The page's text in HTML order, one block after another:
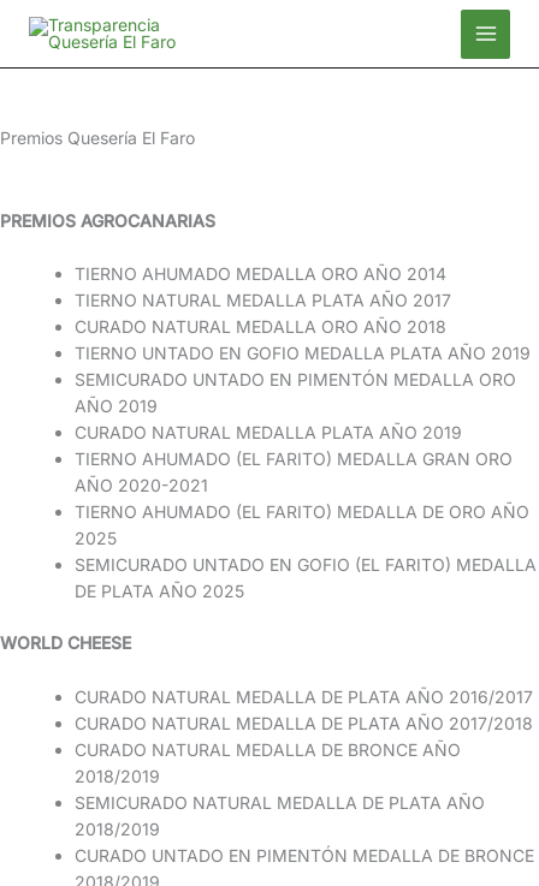
contenido
Premios Quesería El Faro
PREMIOS AGROCANARIAS
TIERNO AHUMADO MEDALLA ORO AÑO 2014
TIERNO NATURAL MEDALLA PLATA AÑO 2017
CURADO NATURAL MEDALLA ORO AÑO 2018
TIERNO UNTADO EN GOFIO MEDALLA PLATA AÑO 2019
SEMICURADO UNTADO EN PIMENTÓN MEDALLA ORO
AÑO 2019
CURADO NATURAL MEDALLA PLATA AÑO 2019
TIERNO AHUMADO (EL FARITO) MEDALLA GRAN ORO
AÑO 2020-2021
TIERNO AHUMADO (EL FARITO) MEDALLA DE ORO AÑO
2025
SEMICURADO UNTADO EN GOFIO (EL FARITO) MEDALLA
DE PLATA AÑO 2025
WORLD CHEESE
CURADO NATURAL MEDALLA DE PLATA AÑO 2016/2017
CURADO NATURAL MEDALLA DE PLATA AÑO 2017/2018
CURADO NATURAL MEDALLA DE BRONCE AÑO
2018/2019
SEMICURADO NATURAL MEDALLA DE PLATA AÑO
2018/2019
CURADO UNTADO EN PIMENTÓN MEDALLA DE BRONCE
2018/2019